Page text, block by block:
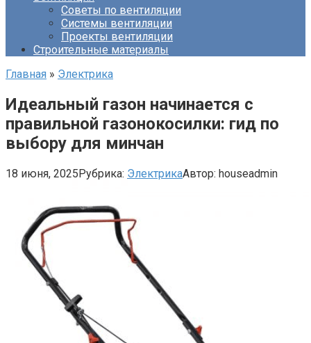
Советы по вентиляции
Системы вентиляции
Проекты вентиляции
Строительные материалы
Главная » Электрика
Идеальный газон начинается с
правильной газонокосилки: гид по
выбору для минчан
18 июня, 2025Рубрика: ЭлектрикаАвтор: houseadmin